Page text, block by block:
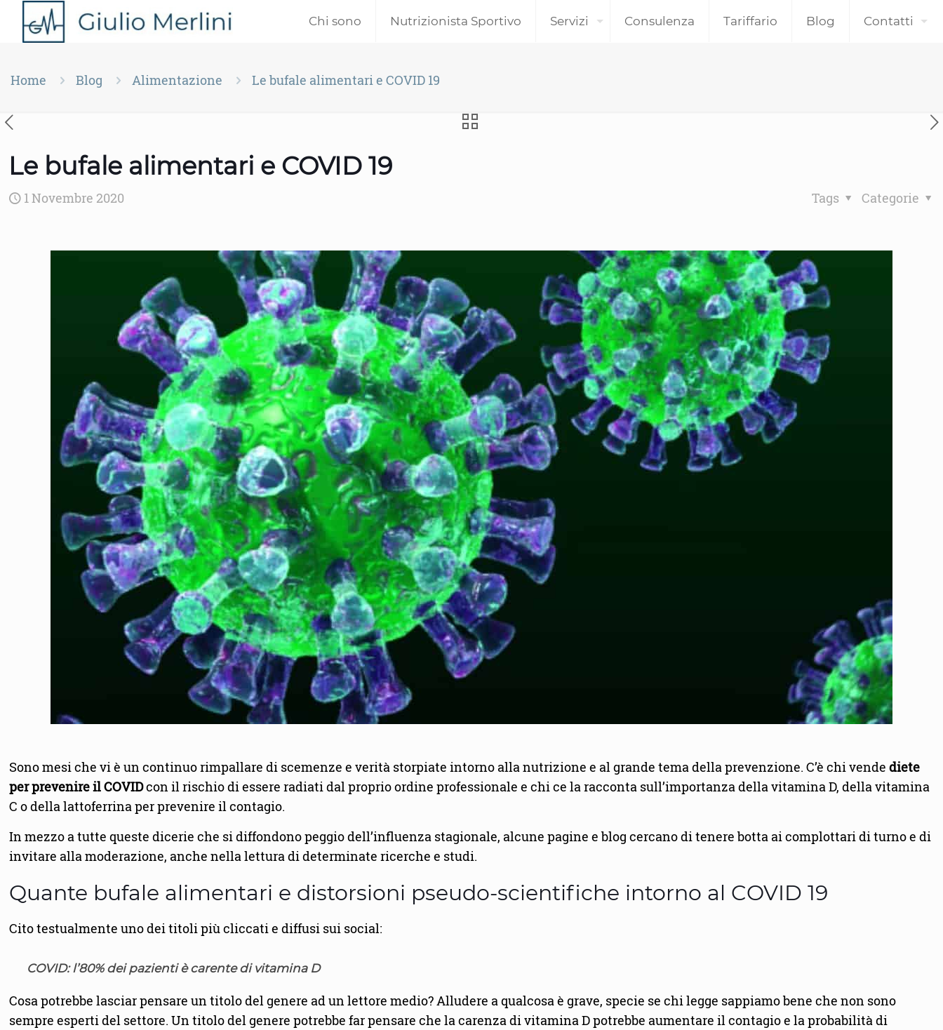
Chi sono Nutrizionista Sportivo Servizi Consulenza Tariffario Blog Contatti
Home Blog Alimentazione Le bufale alimentari e COVID 19
Le bufale alimentari e COVID 19
1 Novembre 2020 Categorie
Tags
Sono mesi che vi è un continuo rimpallare di scemenze e verità storpiate intorno alla nutrizione e al grande tema della prevenzione. C’è chi vendediete
per prevenire il COVIDcon il rischio di essere radiati dal proprio ordine professionale e chi ce la racconta sull’importanza della vitamina D, della vitamina
C o della lattoferrina per prevenire il contagio.
In mezzo a tutte queste dicerie che si diffondono peggio dell’influenza stagionale, alcune pagine e blog cercano di tenere botta ai complottari di turno e di
invitare alla moderazione, anche nella lettura di determinate ricerche e studi.
Quante bufale alimentari e distorsioni pseudo-scientifiche intorno al COVID 19
Cito testualmente uno dei titoli più cliccati e diffusi sui social:
COVID: l’80% dei pazienti è carente di vitamina D
Cosa potrebbe lasciar pensare un titolo del genere ad un lettore medio? Alludere a qualcosa è grave, specie se chi legge sappiamo bene che non sono
sempre esperti del settore. Un titolo del genere potrebbe far pensare che la carenza di vitamina D potrebbe aumentare il contagio e la probabilità di